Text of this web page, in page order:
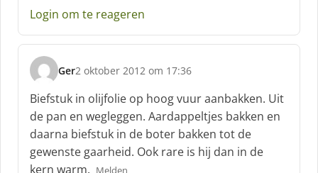
Login om te reageren
Ger
s
c
h
r
e
e
f
2 oktober 2012 om 17:36
Biefstuk in olijfolie op hoog vuur aanbakken. Uit
de pan en wegleggen. Aardappeltjes bakken en
daarna biefstuk in de boter bakken tot de
gewenste gaarheid. Ook rare is hij dan in de
kern warm. Melden